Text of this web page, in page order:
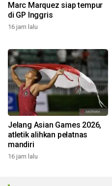
Marc Marquez siap tempur
di GP Inggris
16 jam lalu
Jelang Asian Games 2026,
atletik alihkan pelatnas
mandiri
16 jam lalu